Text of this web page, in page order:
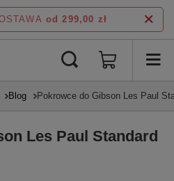
od 299,00 zł
Blog Pokrowce do Gibson Les Paul
Les Paul Standard